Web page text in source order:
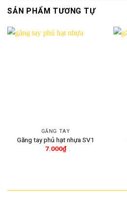
SẢN PHẨM TƯƠNG TỰ
GĂNG TAY
Găng tay phủ hạt nhựa SV1
7.000₫